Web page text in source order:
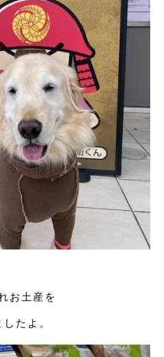
お土産を
たよ。